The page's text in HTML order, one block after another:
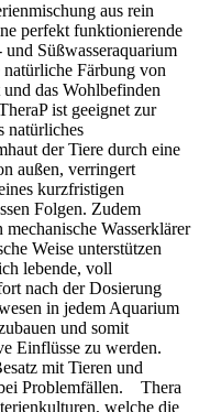
aus rein
perfekt funktionierende
Süßwasseraquarium
Färbung von
das Wohlbefinden
ist geeignet zur
natürliches
der Tiere durch eine
außen, verringert
kurzfristigen
Folgen. Zudem
Wasserklärer
Weise unterstützen
lebende, voll
nach der Dosierung
in jedem Aquarium
und somit
Einflüsse zu werden.
mit Tieren und
Problemfällen. Thera
welche die